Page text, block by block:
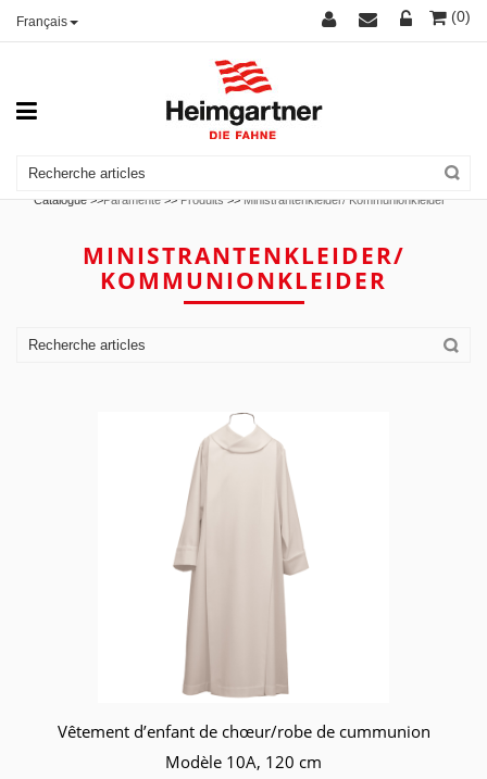
Français (0)
Catalogue >>Paramente >>Produits >>Ministrantenkleider/ Kommunionkleider
MINISTRANTENKLEIDER/
KOMMUNIONKLEIDER
Vêtement d’enfant de chœur/robe de cummunion
Modèle 10A, 120 cm